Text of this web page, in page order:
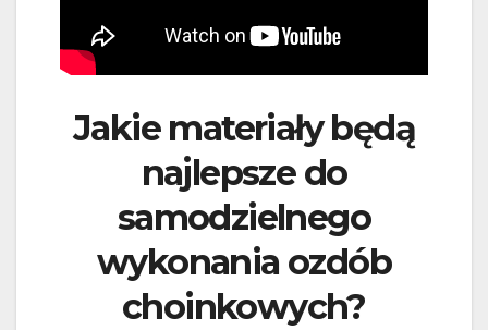
Jakie materiały będą
najlepsze do
samodzielnego
wykonania ozdób
choinkowych?